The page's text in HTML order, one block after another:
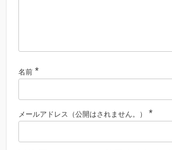
名前 *
メールアドレス（公開はされません。） *